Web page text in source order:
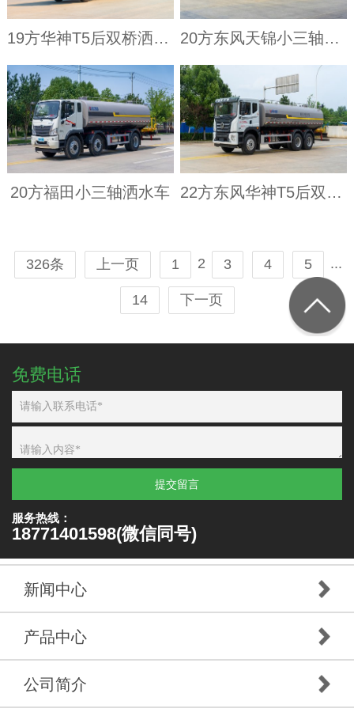
19方华神T5后双桥洒水车（4350+1350） 20方东风天锦小三轴洒水车
20方福田小三轴洒水车 22方东风华神T5后双桥洒水车（4350+1350）
326条 上一页 1 2 3 4 5 ...
14 下一页
免费电话
提交留言
服务热线：
18771401598(微信同号)
新闻中心
产品中心
公司简介